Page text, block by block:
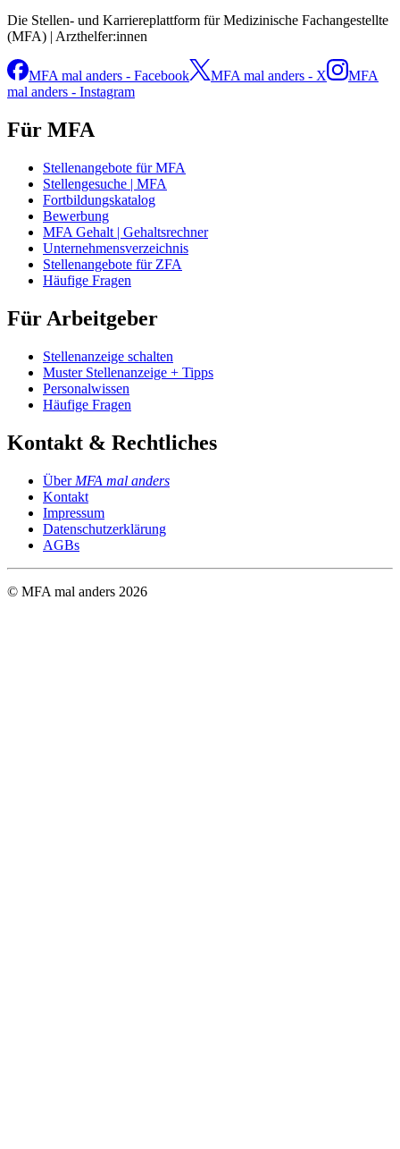
Die Stellen- und Karriereplattform für Medizinische Fachangestellte
(MFA) | Arzthelfer:innen
MFA mal anders - Facebook MFA mal anders - X
MFA
mal anders - Instagram
Für MFA
Stellenangebote für MFA
Stellengesuche | MFA
Fortbildungskatalog
Bewerbung
MFA Gehalt | Gehaltsrechner
Unternehmensverzeichnis
Stellenangebote für ZFA
Häufige Fragen
Für Arbeitgeber
Stellenanzeige schalten
Muster Stellenanzeige + Tipps
Personalwissen
Häufige Fragen
Kontakt & Rechtliches
Über MFA mal anders
Kontakt
Impressum
Datenschutzerklärung
AGBs
© MFA mal anders 2026